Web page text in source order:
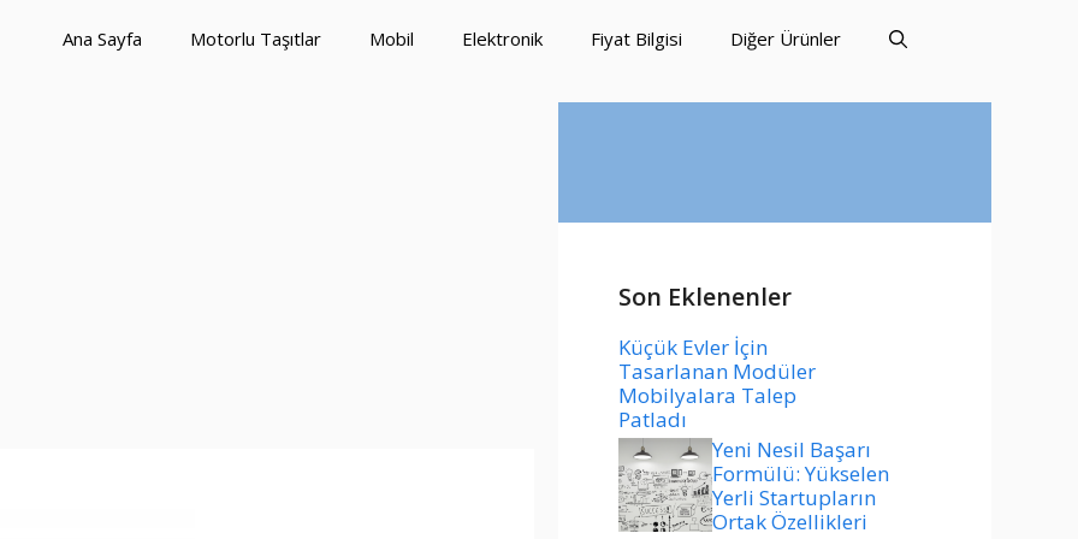
Ana Sayfa Motorlu Taşıtlar Mobil Elektronik Fiyat Bilgisi Diğer Ürünler
Son Eklenenler
Küçük Evler İçin
Tasarlanan Modüler
Mobilyalara Talep
Patladı
Yeni Nesil Başarı
Formülü: Yükselen
Yerli Startupların
Ortak Özellikleri